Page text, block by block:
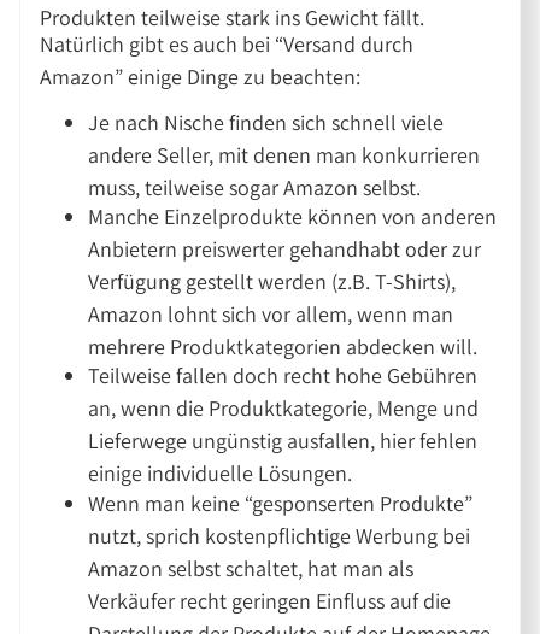
Produkten teilweise stark ins Gewicht fällt.
Natürlich gibt es auch bei “Versand durch
Amazon” einige Dinge zu beachten:
Je nach Nische finden sich schnell viele
andere Seller, mit denen man konkurrieren
muss, teilweise sogar Amazon selbst.
Manche Einzelprodukte können von anderen
Anbietern preiswerter gehandhabt oder zur
Verfügung gestellt werden (z.B. T-Shirts),
Amazon lohnt sich vor allem, wenn man
mehrere Produktkategorien abdecken will.
Teilweise fallen doch recht hohe Gebühren
an, wenn die Produktkategorie, Menge und
Lieferwege ungünstig ausfallen, hier fehlen
einige individuelle Lösungen.
Wenn man keine “gesponserten Produkte”
nutzt, sprich kostenpflichtige Werbung bei
Amazon selbst schaltet, hat man als
Verkäufer recht geringen Einfluss auf die